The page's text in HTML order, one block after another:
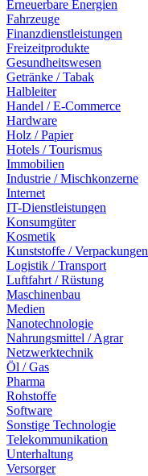
Erneuerbare Energien
Fahrzeuge
Finanzdienstleistungen
Freizeitprodukte
Gesundheitswesen
Getränke / Tabak
Halbleiter
Handel / E-Commerce
Hardware
Holz / Papier
Hotels / Tourismus
Immobilien
Industrie / Mischkonzerne
Internet
IT-Dienstleistungen
Konsumgüter
Kosmetik
Kunststoffe / Verpackungen
Logistik / Transport
Luftfahrt / Rüstung
Maschinenbau
Medien
Nanotechnologie
Nahrungsmittel / Agrar
Netzwerktechnik
Öl / Gas
Pharma
Rohstoffe
Software
Sonstige Technologie
Telekommunikation
Unterhaltung
Versorger